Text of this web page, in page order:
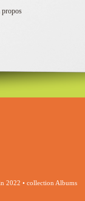
propos
2022 • collection Albums